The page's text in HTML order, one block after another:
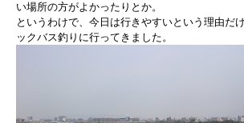
い場所の方がよかったりとか。
というわけで、今日は行きやすいという理由だ
ックバス釣りに行ってきました。